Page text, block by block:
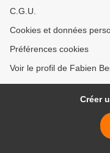
C.G.U.
Cookies et données
Préférences cookies
Voir le profil de Fabien
Créer